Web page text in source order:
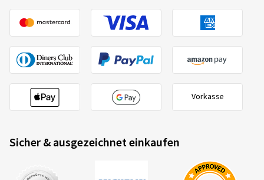
Vorkasse
Sicher & ausgezeichnet einkaufen